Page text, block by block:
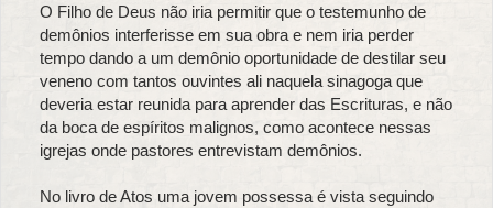
O Filho de Deus não iria permitir que o testemunho de
demônios interferisse em sua obra e nem iria perder
tempo dando a um demônio oportunidade de destilar seu
veneno com tantos ouvintes ali naquela sinagoga que
deveria estar reunida para aprender das Escrituras, e não
da boca de espíritos malignos, como acontece nessas
igrejas onde pastores entrevistam demônios.
No livro de Atos uma jovem possessa é vista seguindo